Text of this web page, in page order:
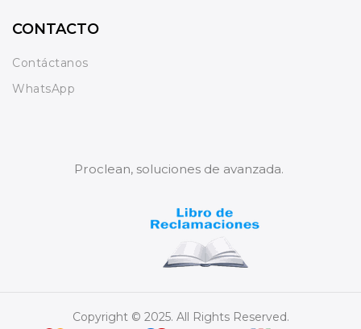
CONTACTO
Contáctanos
WhatsApp
Proclean, soluciones de avanzada.
Copyright © 2025. All Rights Reserved.